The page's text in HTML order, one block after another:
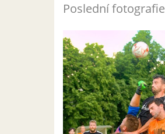
Poslední fotografie